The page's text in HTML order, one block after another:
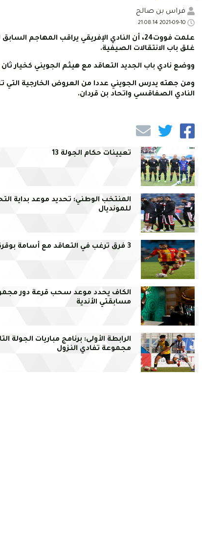
فراس بن صالح
علمت فووت24، أن النادي الإفريقي يراقب
غلق باب الانتقالات الصيفية.
ووضع نادي باب الجديد التعاقد مع هيثم الجويني
ومن جهته يدرس الجويني عددا من العروض الخارجية التي
النادي الصفاقسي واتحاد بن قردان.
تعيينات حكام الجولة 13
المنتخب الوطني: تحديد موعد بداية
للمونديال
3 فرق ترغب في التعاقد مع أسامة بوقرة
الكاف يحدد موعد سحب قرعة دور
مسابقتي الأندية
الرابطة الأولى: برنامج مباريات الجولة
مجموعة تفادي النزول